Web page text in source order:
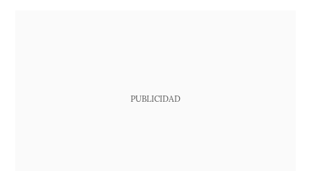
PUBLICIDAD